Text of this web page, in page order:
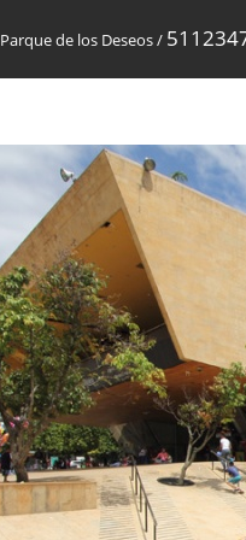
Parque de los Deseos/